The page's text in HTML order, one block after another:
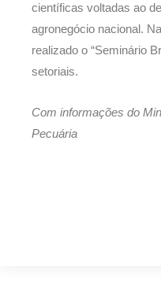
científicas voltadas ao
agronegócio nacional.
realizado o “Seminário
setoriais.
Com informações do
Pecuária